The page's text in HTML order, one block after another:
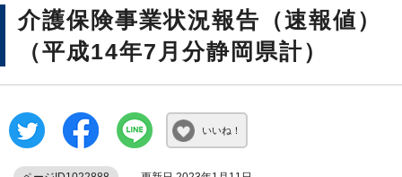
介護保険事業状況報告（速報値）
（平成14年7月分静岡県計）
いいね！